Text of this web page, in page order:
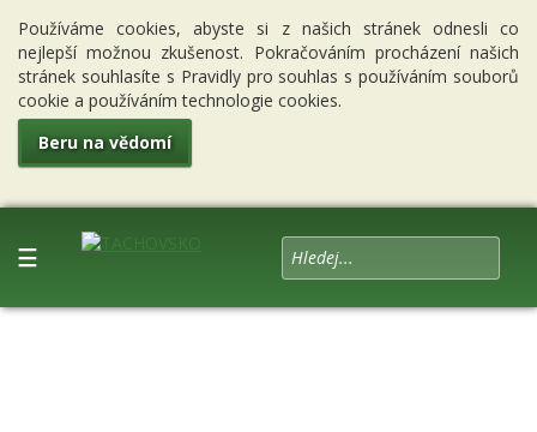
Používáme cookies, abyste si z našich stránek odnesli co
nejlepší možnou zkušenost. Pokračováním procházení našich
stránek souhlasíte s Pravidly pro souhlas s používáním souborů
cookie a používáním technologie cookies.
Beru na vědomí
☰